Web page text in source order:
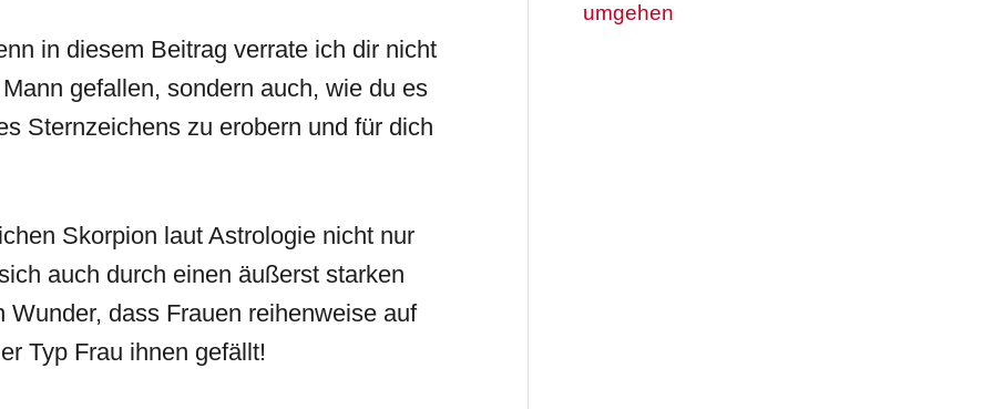
in diesem Beitrag verrate ich dir nicht
gefallen, sondern auch, wie du es
Sternzeichens zu erobern und für dich
Skorpion laut Astrologie nicht nur
auch durch einen äußerst starken
dass Frauen reihenweise auf
Typ Frau ihnen gefällt!
umgehen